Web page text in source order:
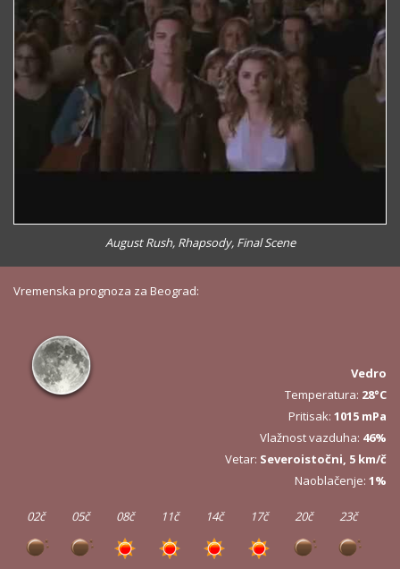
August Rush, Rhapsody, Final Scene
Vremenska prognoza za Beograd:
Vedro
Temperatura: 28°C
Pritisak: 1015 mPa
Vlažnost vazduha: 46%
Vetar: Severoistočni, 5 km/č
Naoblačenje: 1%
02č 05č 08č 11č 14č 17č 20č 23č